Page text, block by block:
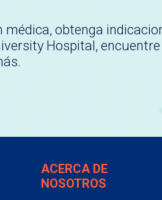
obtenga
Hospital,
ACERCA DE
NOSOTROS